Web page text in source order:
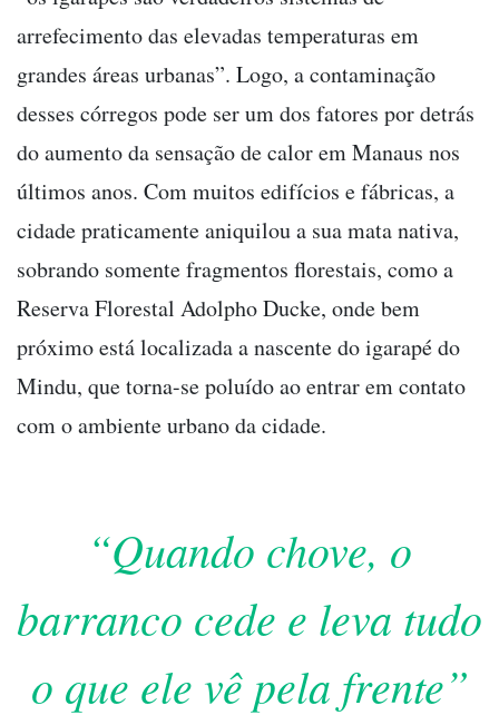
arrefecimento das elevadas temperaturas em
grandes áreas urbanas”. Logo, a contaminação
desses córregos pode ser um dos fatores por detrás
do aumento da sensação de calor em Manaus nos
últimos anos. Com muitos edifícios e fábricas, a
cidade praticamente aniquilou a sua mata nativa,
sobrando somente fragmentos florestais, como a
Reserva Florestal Adolpho Ducke, onde bem
próximo está localizada a nascente do igarapé do
Mindu, que torna-se poluído ao entrar em contato
com o ambiente urbano da cidade.
“Quando chove, o
barranco cede e leva tudo
o que ele vê pela frente”